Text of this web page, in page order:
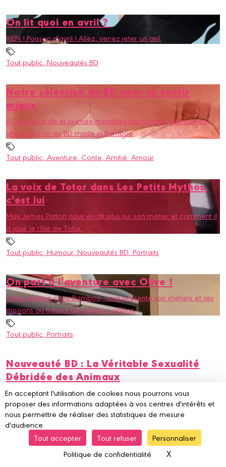
On lit quoi en avril ?
RIEN ! Poisson d'avril ! Allez, venez jeter un œil.
Tout public, Nouveautés BD
Notre sélection de BD pour se sentir
mieux
À l'occasion de la journée mondiale de la santé, découvrez
une sélection de BD made in Bamboo.
Tout public, Aventure, Conte, Amitié, Amour
La voix de Totor dans Les Petits Mythos,
c'est lui
Max Jemes Patton nous en dit plus sur son métier et comment il
a joué le rôle de Totor.
Tout public, Humour, Nouveautés BD, Portraits
On part à l'aventure avec Olive !
Olive, éditeur chez Bamboo, nous présente son métiers et ses
missions au travers de plusieurs vidéos.
Tout public, Portraits
Nouveauté BD : La Véritable Sexualité
Débridée des Animaux
Une BD drôle et pédagogique, à ne pas mettre en toutes les
mains !
Adulte, Histoire vraie, Humour, Animaux, Nouveautés BD
Inscrivez-vous à nos newsletters pour ne
En acceptant l'utilisation de cookies nous pourrons vous
proposer des informations adaptées à vos centres d'intérêts et
nous permettre de réaliser des statistiques de mesure
d'audience.
Tout accepter
Tout refuser
Personnaliser
Politique de confidentialité
X